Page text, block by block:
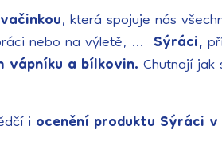
, která spojuje nás
nebo na výletě, … Sýráci,
vápníku a bílkovin.Chutnají
iocenění produktu Sýráci